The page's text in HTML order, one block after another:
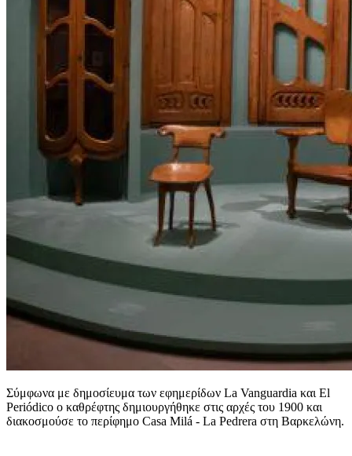
Σύμφωνα με δημοσίευμα των εφημερίδων La Vanguardia και El
Periódico ο καθρέφτης δημιουργήθηκε στις αρχές του 1900 και
διακοσμούσε το περίφημο Casa Milá - La Pedrera στη Βαρκελώνη.